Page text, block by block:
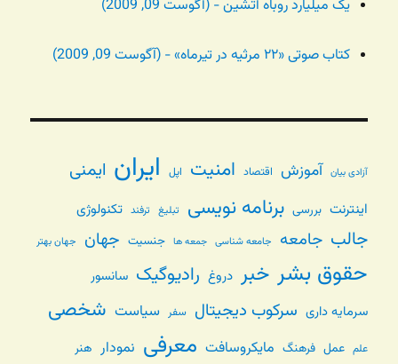
یک میلیارد روباه آتشین - (آگوست 09, 2009)
کتاب صوتی «۲۲ مرثیه در تیرماه» - (آگوست 09, 2009)
آزادی بیان آموزش اقتصاد امنیت اپل ایران ایمنی
اینترنت بررسی برنامه نویسی تبلیغ ترفند تکنولوژی
جالب جامعه جامعه شناسی جمعه ها جنسیت جهان جهان بهتر
حقوق بشر خبر دروغ رادیوگیک سانسور
سرمایه داری سرکوب دیجیتال سفر سیاست شخصی
علم عمل فرهنگ مایکروسافت معرفی نمودار هنر